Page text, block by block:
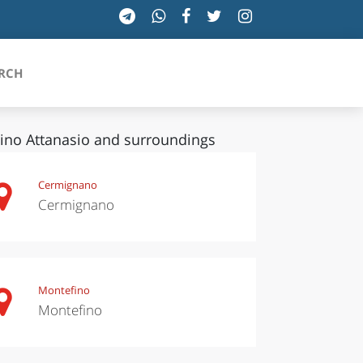
TOSCANA
VALLE D'AOSTA
Attanasio and surroundings
Cermignano
Cermignano
Montefino
Montefino